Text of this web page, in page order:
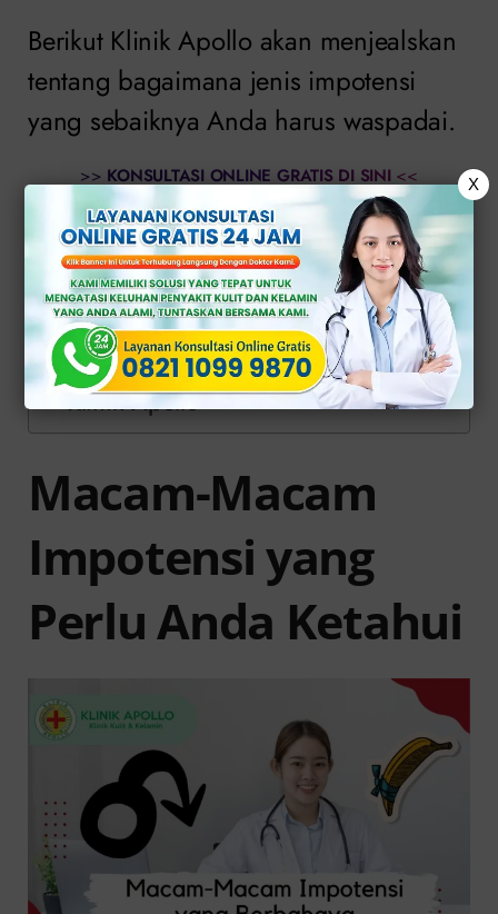
Berikut Klinik Apollo akan menjealskan
tentang bagaimana jenis impotensi
yang sebaiknya Anda harus waspadai.
>> KONSULTASI ONLINE GRATIS DI SINI<<
Daftar Isi
Macam-Macam Impotensi yang Perlu
Anda Ketahui
Segera Atasi Masalah Impotensi di
Klinik Apollo
Macam-Macam
Impotensi yang
Perlu Anda Ketahui
X